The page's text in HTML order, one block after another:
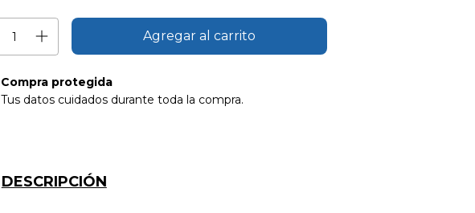
Compra protegida
Tus datos cuidados durante toda la compra.
DESCRIPCIÓN